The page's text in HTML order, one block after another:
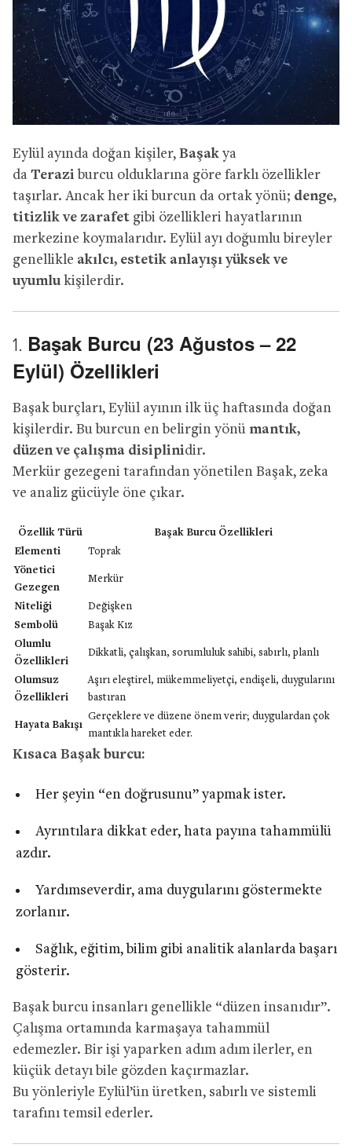
Eylül ayında doğan kişiler, Başakya
da Terazi burcu olduklarına göre farklı özellikler
taşırlar. Ancak her iki burcun da ortak yönü; denge,
titizlik ve zarafet gibi özellikleri hayatlarının
merkezine koymalarıdır. Eylül ayı doğumlu bireyler
genellikle akılcı, estetik anlayışı yüksek ve
uyumlukişilerdir.
1. Başak Burcu (23 Ağustos – 22
Eylül) Özellikleri
Başak burçları, Eylül ayının ilk üç haftasında doğan
kişilerdir. Bu burcun en belirgin yönü mantık,
düzen ve çalışma disiplinidir.
Merkür gezegeni tarafından yönetilen Başak, zeka
ve analiz gücüyle öne çıkar.
Özellik Türü
Başak Burcu Özellikleri
Elementi
Toprak
Yönetici
Gezegen
Merkür
Niteliği
Değişken
Sembolü
Başak Kız
Olumlu
Özellikleri
Dikkatli, çalışkan, sorumluluk sahibi, sabırlı, planlı
Olumsuz
Özellikleri
Aşırı eleştirel, mükemmeliyetçi, endişeli, duygularını
bastıran
Hayata Bakışı
Gerçeklere ve düzene önem verir; duygulardan çok
mantıkla hareket eder.
Kısaca Başak burcu:
Her şeyin “en doğrusunu” yapmak ister.
Ayrıntılara dikkat eder, hata payına tahammülü
azdır.
Yardımseverdir, ama duygularını göstermekte
zorlanır.
Sağlık, eğitim, bilim gibi analitik alanlarda başarı
gösterir.
Başak burcu insanları genellikle “düzen insanıdır”.
Çalışma ortamında karmaşaya tahammül
edemezler. Bir işi yaparken adım adım ilerler, en
küçük detayı bile gözden kaçırmazlar.
Bu yönleriyle Eylül’ün üretken, sabırlı ve sistemli
tarafını temsil ederler.